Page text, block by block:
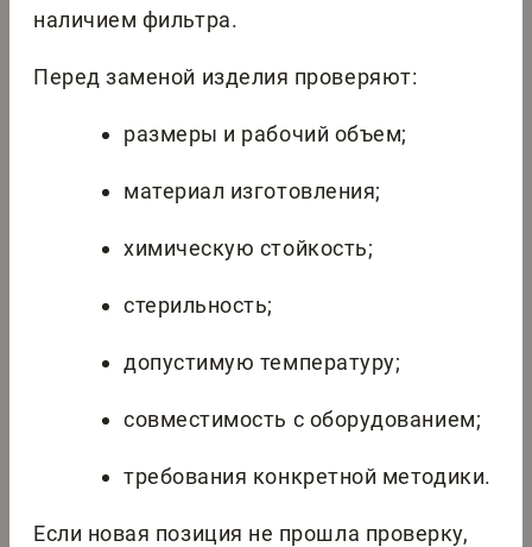
наличием фильтра.
Перед заменой изделия проверяют:
размеры и рабочий объем;
материал изготовления;
химическую стойкость;
стерильность;
допустимую температуру;
совместимость с оборудованием;
требования конкретной методики.
Если новая позиция не прошла проверку,